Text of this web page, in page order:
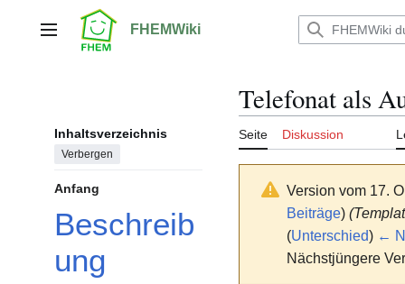
springenHauptmenü FHEMWiki
Inhaltsverzeichnis
Verbergen
Anfang
Beschreib
ung
Telefonat als
Seite Diskussion
Version vom 17.
Beiträge)
(Unterschied) ←
Nächstjüngere